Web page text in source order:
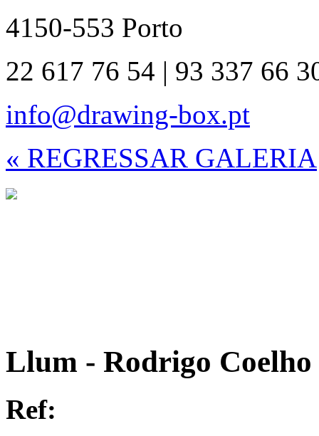
4150-553 Porto
22 617 76 54 | 93 337 66
info@drawing-box.pt
« REGRESSAR GALERIA
Llum - Rodrigo Coelho
Ref: